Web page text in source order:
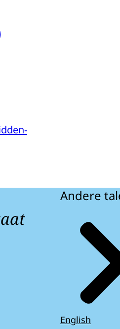
Andere
English